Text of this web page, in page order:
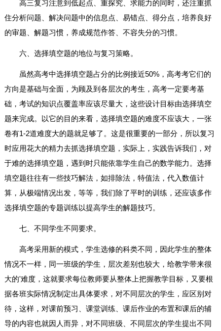
高三复习注意到低起点、重探究、求能力的同时，还注重抓
住分析问题、解决问题中的信息点、易错点、得分点，培养良好
的审题、解题习惯，养成规范作答、不容失分的习惯。
六、选择填空题的地位与复习策略。
虽然高考中选择填空题占分的比例接近50%，高考考它们的
方向是基础与全面，为顾及到各层次的考生，高考一定要考基
础，考试的知识点覆盖率应该尽量大，这些设计目标由选择填空
题来完成。以它的目的来看，选择填空题的难度不应该大，一张
卷有1-2道难度大的题就足够了。这是很重要的一部分，所以复习
时应用花大的精力去抓选择填空题，实际上，实践告诉我们，对
于难的选择填空题，遇到时只能依靠学生自己的数学能力。选择
填空题往往有一些技巧解法，如排除法，特值法，代入数值计
算，从极端情况出发，等等，我们除了平时的训练，还应该多作
选择填空题的专题训练以提高学生的解题技巧。
七、不同学生不同要求。
高考采用新的模式，学生选修的科类不同，因此学生的整体
情况不一样，同一班级的学生，层次差别也较大，给教学带来很
大的'难度，这就要求每位教师要从整体上把握教学目标，又要根
据各班实际情况制定出具体要求，对不同层次的学生，应区别对
待，这样，对课前预习、课堂训练、课后作业的布置和课后的辅
导的内容也就因人而异，对不同班级、不同层次的学生提出不同